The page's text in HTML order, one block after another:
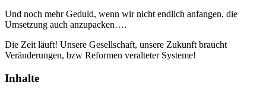
Und noch mehr Geduld, wenn wir nicht endlich anfangen, die
Umsetzung auch anzupacken….
Die Zeit läuft! Unsere Gesellschaft, unsere Zukunft braucht
Veränderungen, bzw Reformen veralteter Systeme!
Inhalte